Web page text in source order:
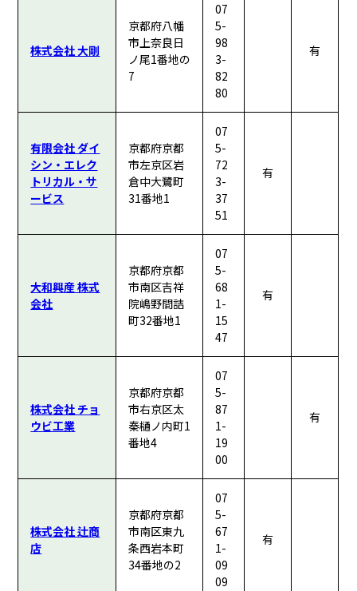
株式会社 大剛
京都府八幡
市上奈良日
ノ尾1番地の
7
07
5-
98
3-
82
80
有
有限会社 ダイ
シン・エレク
トリカル・サ
ービス
京都府京都
市左京区岩
倉中大鷺町
31番地1
07
5-
72
3-
37
51
有
大和興産 株式
会社
京都府京都
市南区吉祥
院嶋野間詰
町32番地1
07
5-
68
1-
15
47
有
株式会社 チョ
ウビ工業
京都府京都
市右京区太
秦樋ノ内町1
番地4
07
5-
87
1-
19
00
有
株式会社 辻商
店
京都府京都
市南区東九
条西岩本町
34番地の2
07
5-
67
1-
09
09
有